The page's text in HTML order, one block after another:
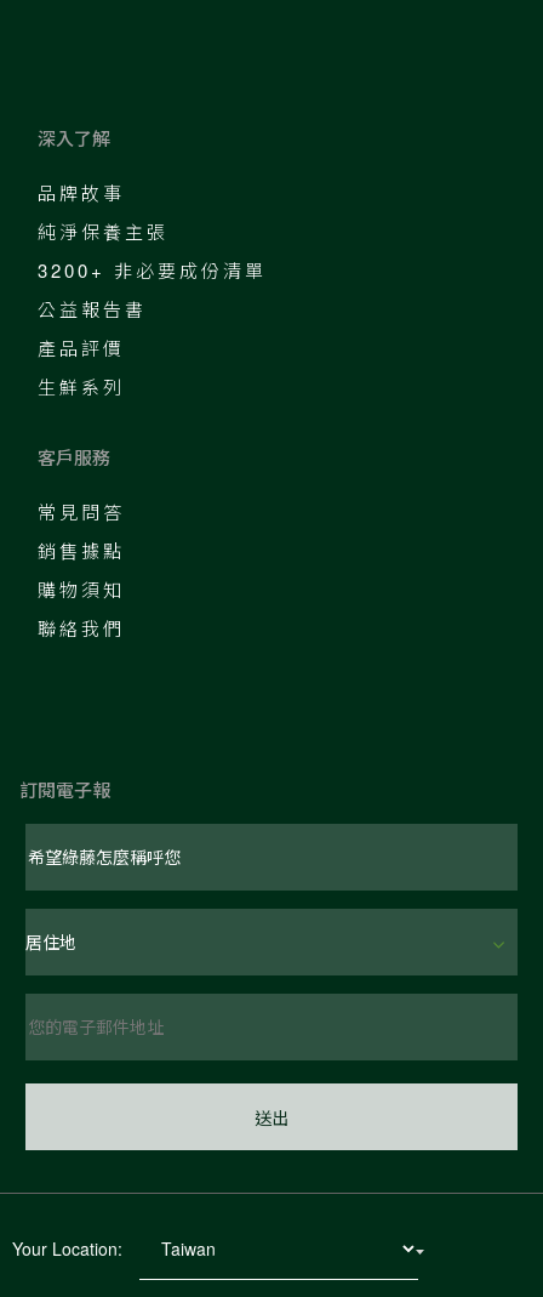
深入了解
品牌故事
純淨保養主張
3200+ 非必要成份清單
公益報告書
產品評價
生鮮系列
客戶服務
常見問答
銷售據點
購物須知
聯絡我們
訂閱電子報
Your Location: